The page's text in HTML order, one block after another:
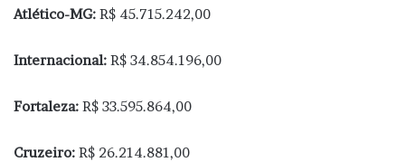
Atlético-MG: R$ 45.715.242,00
Internacional: R$ 34.854.196,00
Fortaleza: R$ 33.595.864,00
Cruzeiro: R$ 26.214.881,00